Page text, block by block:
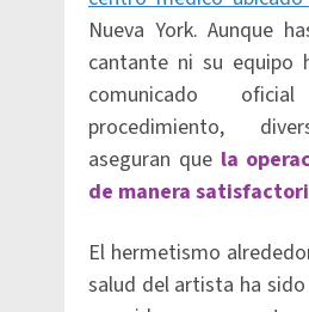
Nueva York. Aunque
cantante ni su equipo
comunicado
procedimiento,
aseguran quela
de manera
El hermetismo
salud del artista ha